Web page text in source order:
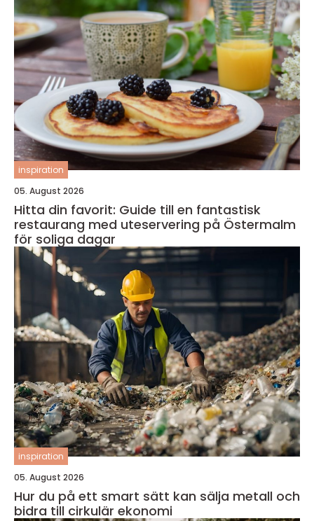
inspiration
05. August 2026
Hitta din favorit: Guide till en fantastisk
restaurang med uteservering på Östermalm
för soliga dagar
inspiration
05. August 2026
Hur du på ett smart sätt kan sälja metall och
bidra till cirkulär ekonomi